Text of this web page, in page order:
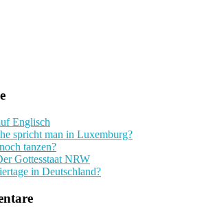
Englisch
spricht man in Luxemburg?
tanzen?
Gottesstaat NRW
in Deutschland?